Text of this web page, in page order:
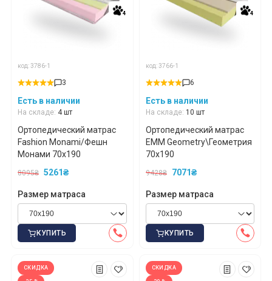
4
код: 3786-1
3
Есть в наличии
На складе: 4 шт
4
Ортопедический матрас
Fashion Monami/Фешн
Монами 70x190
8095₴ 5261₴
Размер матраса
КУПИТЬ
4
код: 3766-1
6
Есть в наличии
На складе: 10 шт
4
Ортопедический матрас
EMM Geometry\Геометрия
70x190
9428₴ 7071₴
Размер матраса
КУПИТЬ
СКИДКА СКИДКА